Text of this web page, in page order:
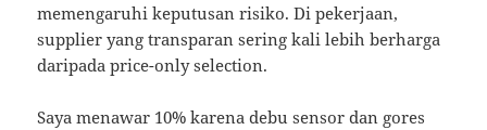
memengaruhi keputusan risiko. Di pekerjaan,
supplier yang transparan sering kali lebih berharga
daripada price-only selection.
Saya menawar 10% karena debu sensor dan gores